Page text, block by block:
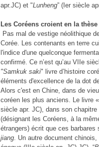
apr.JC) et "Lunheng” (Ier siècle
Les Coréens croient en la
Pas mal de vestige néolithique
Corée. Les contenants en terre
l'indice d'une quelconque
confirmé. Ce n’est qu’au VIIe
"Samkuk saki" livre d’histoire
éléments d'excellence de la dot
Alors c'est en Chine, dans de
coréen les plus anciens. Le livre «
siècle apr. JC), dans son
(désignant les Coréens, à la
étrangers) écrit que ces barbares
jiang. Un autre document